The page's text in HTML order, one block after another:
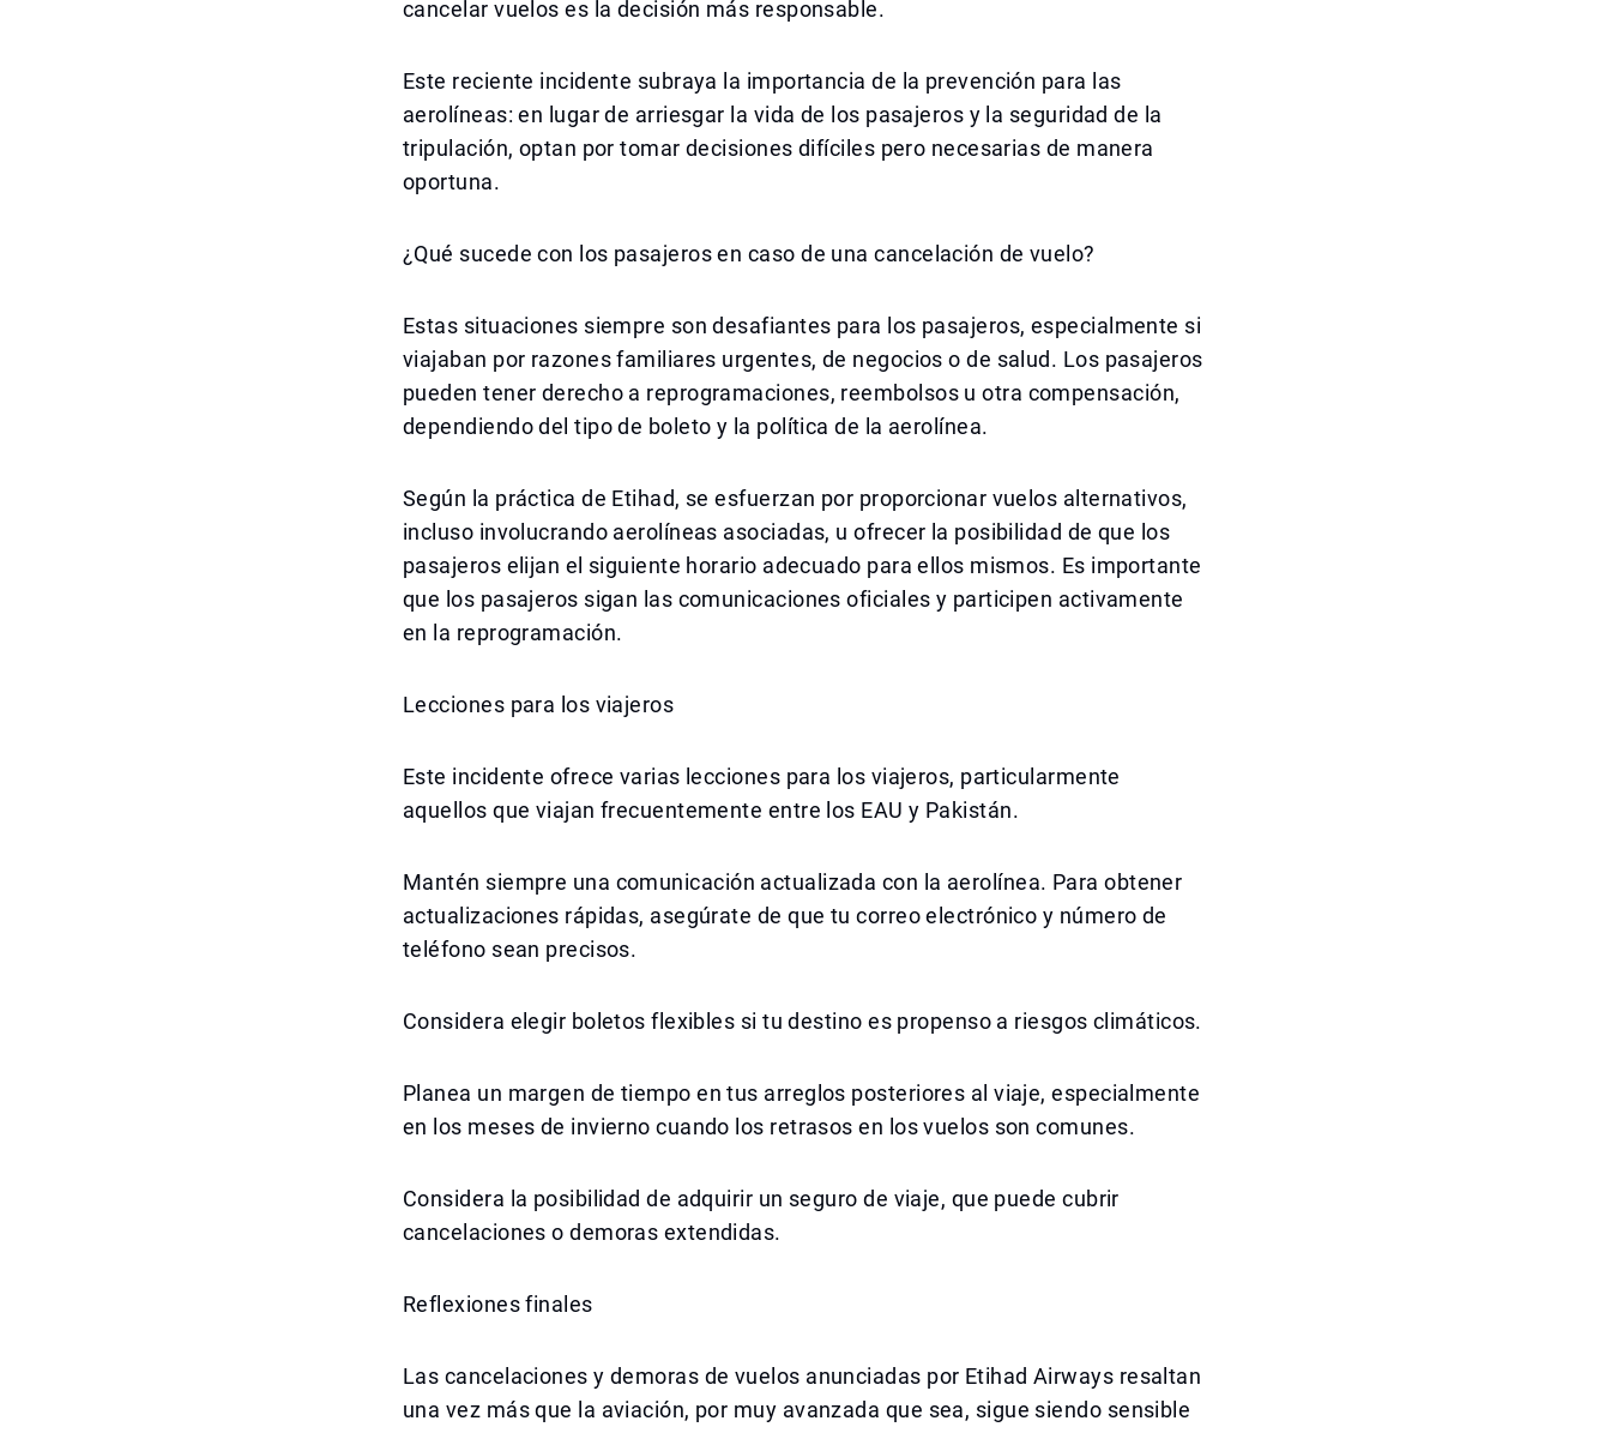
cancelar vuelos es la decisión más responsable.
Este reciente incidente subraya la importancia de la prevención para las
aerolíneas: en lugar de arriesgar la vida de los pasajeros y la seguridad de la
tripulación, optan por tomar decisiones difíciles pero necesarias de manera
oportuna.
¿Qué sucede con los pasajeros en caso de una cancelación de vuelo?
Estas situaciones siempre son desafiantes para los pasajeros, especialmente si
viajaban por razones familiares urgentes, de negocios o de salud. Los pasajeros
pueden tener derecho a reprogramaciones, reembolsos u otra compensación,
dependiendo del tipo de boleto y la política de la aerolínea.
Según la práctica de Etihad, se esfuerzan por proporcionar vuelos alternativos,
incluso involucrando aerolíneas asociadas, u ofrecer la posibilidad de que los
pasajeros elijan el siguiente horario adecuado para ellos mismos. Es importante
que los pasajeros sigan las comunicaciones oficiales y participen activamente
en la reprogramación.
Lecciones para los viajeros
Este incidente ofrece varias lecciones para los viajeros, particularmente
aquellos que viajan frecuentemente entre los EAU y Pakistán.
Mantén siempre una comunicación actualizada con la aerolínea. Para obtener
actualizaciones rápidas, asegúrate de que tu correo electrónico y número de
teléfono sean precisos.
Considera elegir boletos flexibles si tu destino es propenso a riesgos climáticos.
Planea un margen de tiempo en tus arreglos posteriores al viaje, especialmente
en los meses de invierno cuando los retrasos en los vuelos son comunes.
Considera la posibilidad de adquirir un seguro de viaje, que puede cubrir
cancelaciones o demoras extendidas.
Reflexiones finales
Las cancelaciones y demoras de vuelos anunciadas por Etihad Airways resaltan
una vez más que la aviación, por muy avanzada que sea, sigue siendo sensible